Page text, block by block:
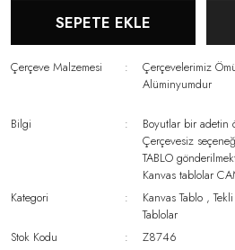
SEPETE EKLE
Çerçeve Malzemesi
Çerçevelerimiz
Alüminyumdur
Bilgi
Boyutlar bir adetin
Çerçevesiz
TABLO
Kanvas tablolar
Kategori
Kanvas Tablo ,
Tablolar
Stok Kodu
Z8746